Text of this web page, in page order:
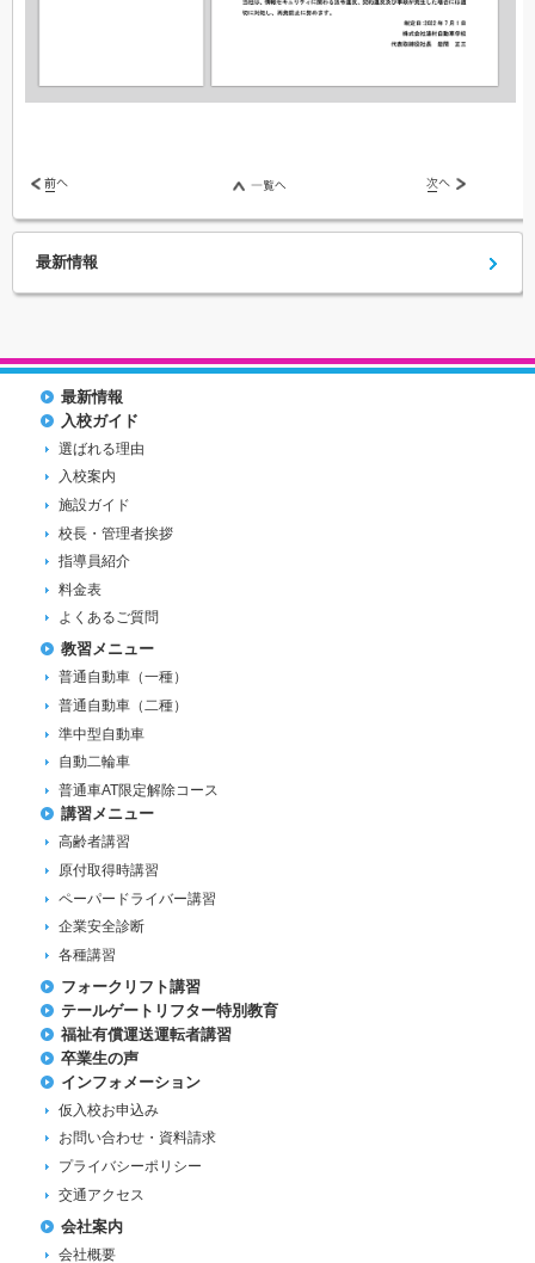
最新情報
最新情報
入校ガイド
選ばれる理由
入校案内
施設ガイド
校長・管理者挨拶
指導員紹介
料金表
よくあるご質問
教習メニュー
普通自動車（一種）
普通自動車（二種）
準中型自動車
自動二輪車
普通車AT限定解除コース
講習メニュー
高齢者講習
原付取得時講習
ペーパードライバー講習
企業安全診断
各種講習
フォークリフト講習
テールゲートリフター特別教育
福祉有償運送運転者講習
卒業生の声
インフォメーション
仮入校お申込み
お問い合わせ・資料請求
プライバシーポリシー
交通アクセス
会社案内
会社概要